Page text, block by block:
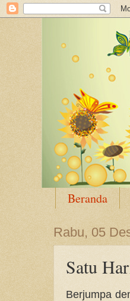
Beranda
Rabu, 05
Satu
Berjumpa